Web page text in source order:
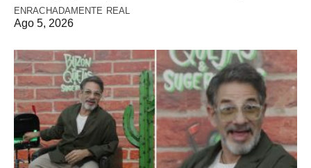
ENRACHADAMENTE REAL
Ago 5, 2026